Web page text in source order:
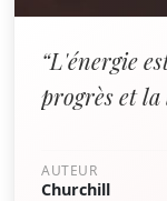
“L'énergie
progrès et
AUTEUR
Churchill